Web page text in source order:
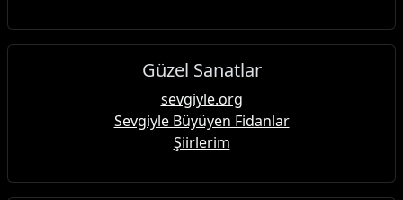
Güzel Sanatlar
sevgiyle.org
Sevgiyle Büyüyen Fidanlar
Şiirlerim